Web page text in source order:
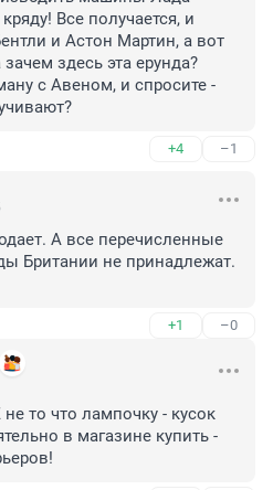
Все получается, и
и Астон Мартин, а вот
здесь эта ерунда?
с Авеном, и спросите -
+4 –1
А все перечисленные
Британии не принадлежат.
+1 –0
то что лампочку - кусок
в магазине купить -